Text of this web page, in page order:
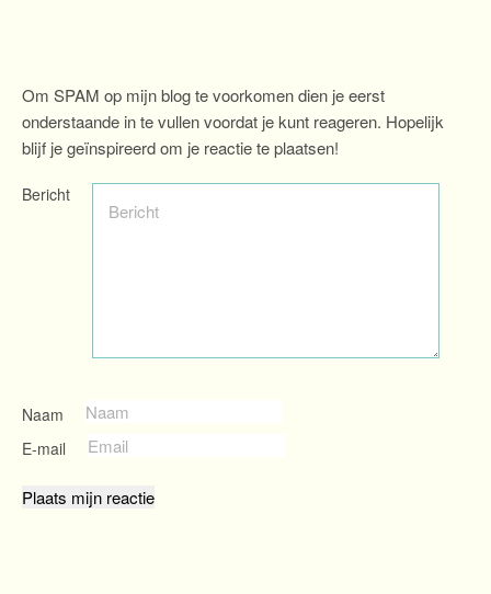
Om SPAM op mijn blog te voorkomen dien je eerst
onderstaande in te vullen voordat je kunt reageren. Hopelijk
blijf je geïnspireerd om je reactie te plaatsen!
Bericht
Naam
E-mail